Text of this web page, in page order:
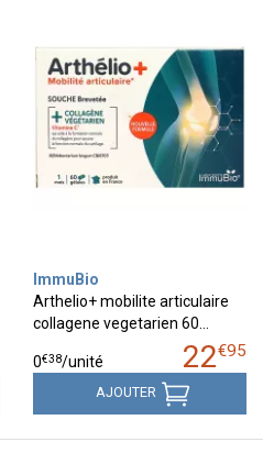
ImmuBio
Arthelio+ mobilite articulaire
collagene vegetarien 60…
22€95
0€38/unité
AJOUTER